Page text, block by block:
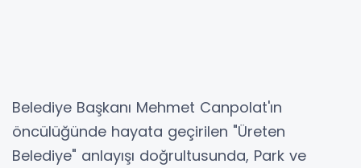
Belediye Başkanı Mehmet Canpolat'ın
öncülüğünde hayata geçirilen "Üreten
Belediye" anlayışı doğrultusunda, Park ve